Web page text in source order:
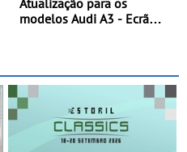
Atualização para os
modelos Audi A3 - Ecrã
assistente de marcha-atrás